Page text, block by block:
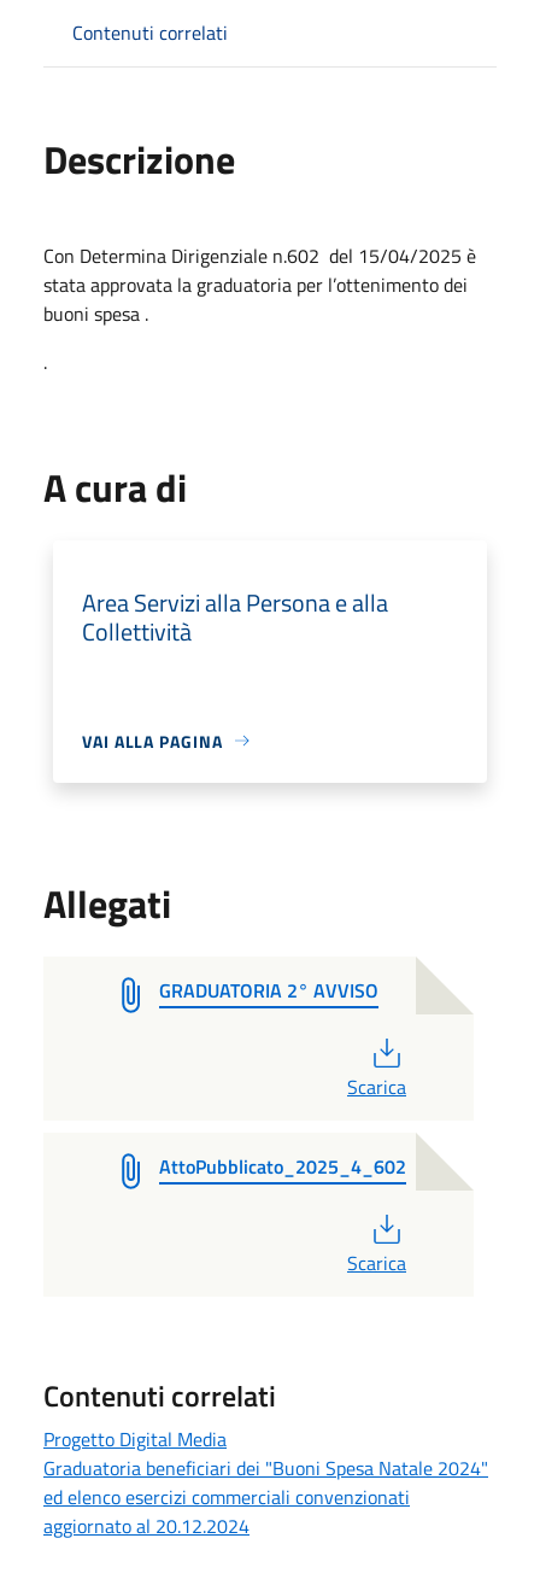
Contenuti correlati
Descrizione
Con Determina Dirigenziale n.602 del 15/04/2025 è
stata approvata la graduatoria per l’ottenimento dei
buoni spesa .
.
A cura di
Area Servizi alla Persona e alla
Collettività
VAI ALLA PAGINA
Allegati
GRADUATORIA 2° AVVISO
Scarica
AttoPubblicato_2025_4_602
Scarica
Contenuti correlati
Progetto Digital Media
Graduatoria beneficiari dei "Buoni Spesa Natale 2024"
ed elenco esercizi commerciali convenzionati
aggiornato al 20.12.2024